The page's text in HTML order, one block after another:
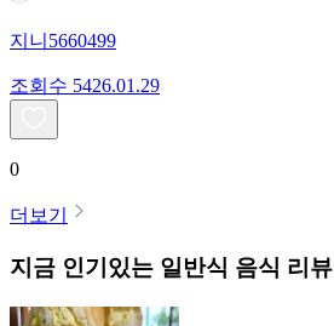
지니5660499
조회수 5426.01.29
0
더보기
지금 인기있는 일반식 음식 리뷰